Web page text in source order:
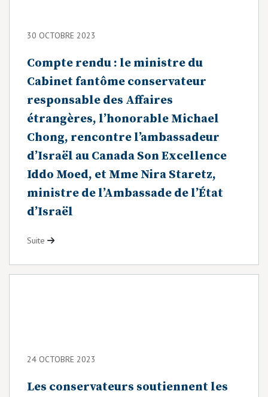
30 OCTOBRE 2023
Compte rendu : le ministre du
Cabinet fantôme conservateur
responsable des Affaires
étrangères, l’honorable Michael
Chong, rencontre l’ambassadeur
d’Israël au Canada Son Excellence
Iddo Moed, et Mme Nira Staretz,
ministre de l’Ambassade de l’État
d’Israël
Suite
24 OCTOBRE 2023
Les conservateurs soutiennent les